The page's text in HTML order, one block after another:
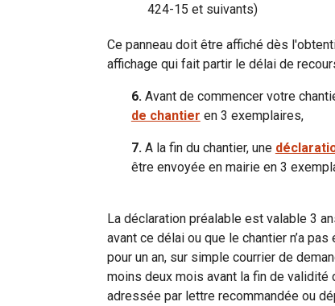
424-15 et suivants)
Ce panneau doit être affiché dès
affichage qui fait partir le délai de
6.Avant de commencer votre
de chantier en 3 exemplaires,
7.A la fin du chantier, une
être envoyée en mairie en 3
La déclaration préalable est valable 3
avant ce délai ou que le chantier n’a
pour un an, sur simple courrier de
moins deux mois avant la fin de validité
adressée par lettre recommandée ou